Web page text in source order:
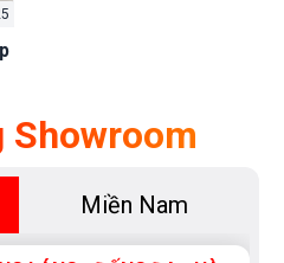
Showroom
Miền Nam